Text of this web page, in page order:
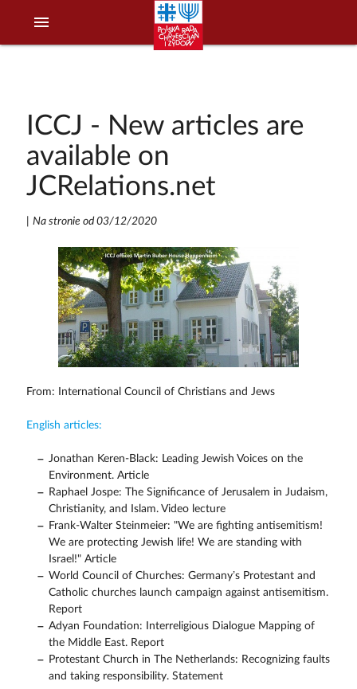
menu
ICCJ - New articles are
available on
JCRelations.net
Na stronie od 03/12/2020
From: International Council of Christians and Jews
English articles:
Jonathan Keren-Black: Leading Jewish Voices on the
Environment. Article
Raphael Jospe: The Significance of Jerusalem in Judaism,
Christianity, and Islam. Video lecture
Frank-Walter Steinmeier: "We are fighting antisemitism!
We are protecting Jewish life! We are standing with
Israel!" Article
World Council of Churches: Germany’s Protestant and
Catholic churches launch campaign against antisemitism.
Report
Adyan Foundation: Interreligious Dialogue Mapping of
the Middle East. Report
Protestant Church in The Netherlands: Recognizing faults
and taking responsibility. Statement